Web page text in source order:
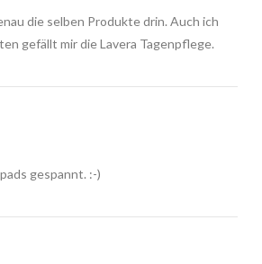
die selben Produkte drin. Auch ich
gefällt mir die Lavera Tagenpflege.
gespannt. :-)